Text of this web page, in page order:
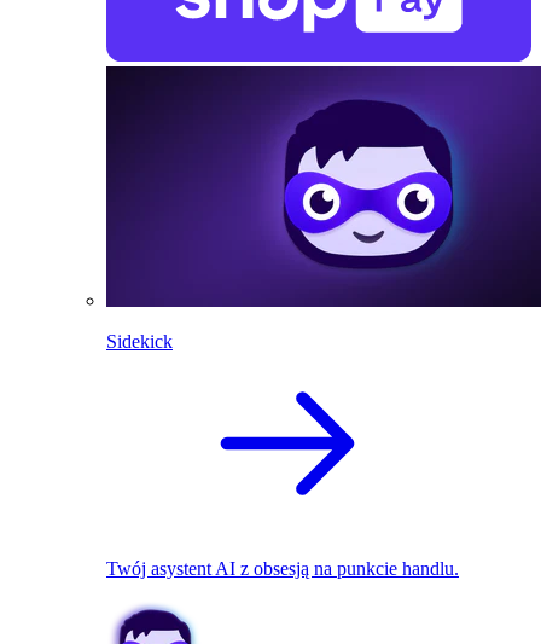
Sidekick
Twój asystent AI z obsesją na punkcie handlu.